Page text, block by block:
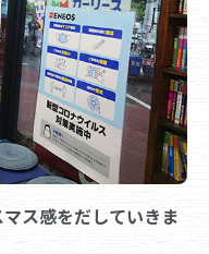
ス感をだしていきま